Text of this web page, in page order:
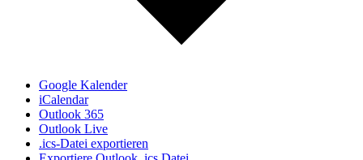
Google Kalender
iCalendar
Outlook 365
Outlook Live
.ics-Datei exportieren